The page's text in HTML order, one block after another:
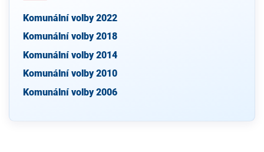
Komunální volby 2022
Komunální volby 2018
Komunální volby 2014
Komunální volby 2010
Komunální volby 2006